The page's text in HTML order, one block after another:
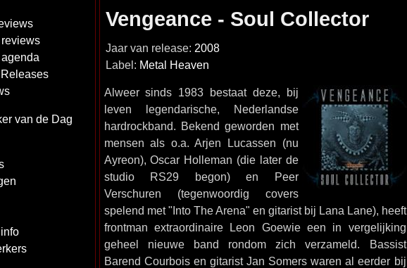
van de Dag
Vengeance - Soul Collector
Jaar van release: 2008
Label: Metal Heaven
Alweer sinds 1983 bestaat deze, bij
leven legendarische, Nederlandse
hardrockband. Bekend geworden met
mensen als o.a. Arjen Lucassen (nu
Ayreon), Oscar Holleman (die later de
studio RS29 begon) en Peer
Verschuren (tegenwoordig covers
spelend met "Into The Arena" en gitarist bij Lana Lane), heeft
frontman extraordinaire Leon Goewie een in vergelijking
geheel nieuwe band rondom zich verzameld. Bassist
Barend Courbois en gitarist Jan Somers waren al eerder bij